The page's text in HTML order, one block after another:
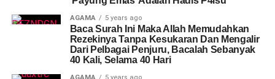
AGAMA 5 years ago
Baca Surah Ini Maka Allah Memudahkan
Rezekinya Tanpa Kesukaran Dan Mengalir
Dari Pelbagai Penjuru, Bacalah Sebanyak
40 Kali, Selama 40 Hari